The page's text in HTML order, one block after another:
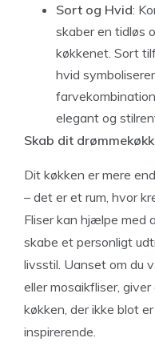
Sort og Hvid:
skaber en tidløs
køkkenet. Sort
hvid
elegant og
Skab dit
Dit køkken er mere
– det er et rum, hvor
Fliser kan hjælpe med
skabe et personligt
livsstil. Uanset om du
eller mosaikfliser,
køkken, der ikke blot
inspirerende.